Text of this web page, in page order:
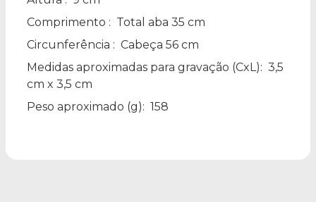
Comprimento : Total aba 35 cm
Circunferência : Cabeça 56 cm
Medidas aproximadas para gravação (CxL): 3,5
cm x 3,5 cm
Peso aproximado (g): 158